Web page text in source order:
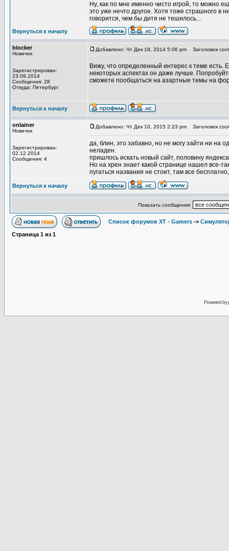
Ну, как по мне именно чисто игрой, то можно
это уже нечто другое. Хотя тоже страшного в
говорится, чем бы дитя не тешилось...
Вернуться к началу
blocker
Новичок
Зарегистрирован:
23.09.2014
Сообщения: 28
Откуда: Петербург
Добавлено: Чт Дек 18, 2014 5:06 pm Заголовок
Вижу, что определенный интерес к теме есть.
некоторых аспектах он даже лучше.
сможете пообщаться на азартные темы на
Вернуться к началу
onlainer
Новичок
Зарегистрирован:
02.12.2014
Сообщения: 4
Добавлено: Чт Дек 10, 2015 2:23 pm Заголовок
да, блин, это забавно, но не могу зайти ни на
неладен.
пришлось искать новый сайт, половину
Но на хрен знает какой странице нашел все-
пугаться названия не стоит, там все
Вернуться к началу
Показать сообщения:
Список форумов XT - Gamers ->
Страница 1 из 1
Powered by